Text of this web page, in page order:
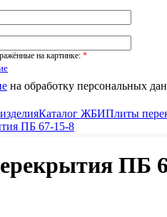
на картинке: *
на обработку персональных
Каталог ЖБИПлиты
ПБ